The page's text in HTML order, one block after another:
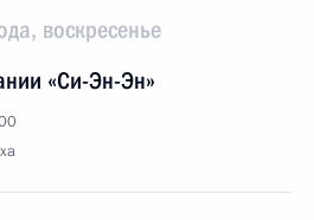
воскресенье
«Си-Эн-Эн»